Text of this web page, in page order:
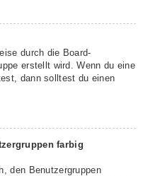
durch die Board-
erstellt wird. Wenn du eine
dann solltest du einen
farbig
den Benutzergruppen